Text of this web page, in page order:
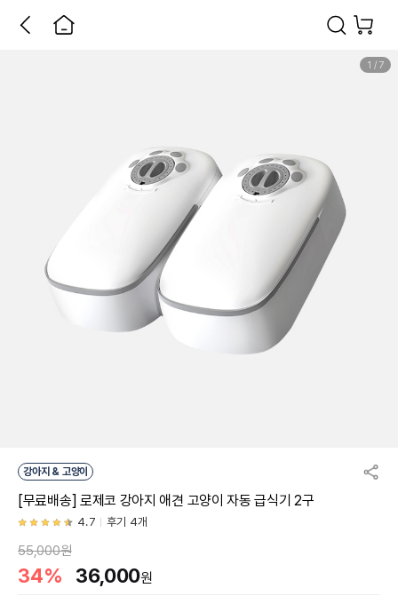
1 / 7
강아지 & 고양이
[무료배송] 로제코 강아지 애견 고양이 자동 급식기 2구
4.7 후기 4개
55,000원
34% 36,000원